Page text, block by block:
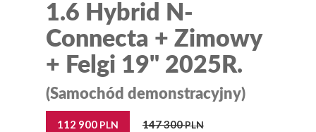
1.6 Hybrid N-
Connecta + Zimowy
+ Felgi 19" 2025R.
(Samochód demonstracyjny)
112 900 PLN 147 300PLN